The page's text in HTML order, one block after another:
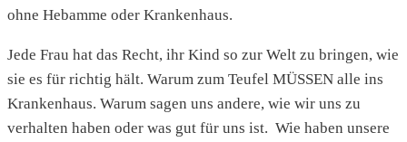
ohne Hebamme oder Krankenhaus.
Jede Frau hat das Recht, ihr Kind so zur Welt zu bringen, wie
sie es für richtig hält. Warum zum Teufel MÜSSEN alle ins
Krankenhaus. Warum sagen uns andere, wie wir uns zu
verhalten haben oder was gut für uns ist. Wie haben unsere